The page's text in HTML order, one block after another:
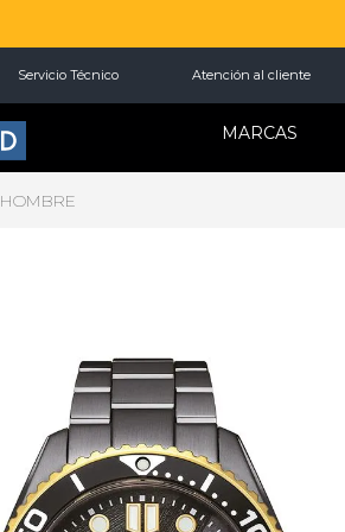
Servicio Técnico Atención al cliente
MARCAS
HOMBRE